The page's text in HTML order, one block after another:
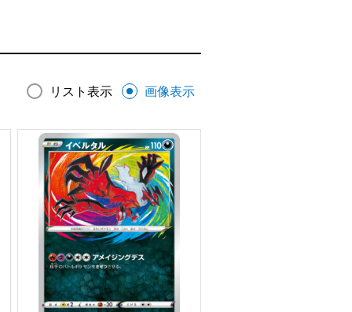
リスト表示 画像表示